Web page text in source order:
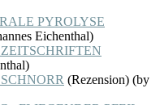
PYROLYSE
Eichenthal)
(Rezension) (by